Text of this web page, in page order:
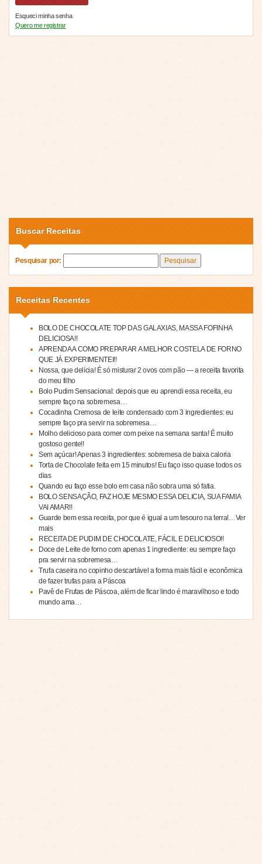
Esqueci minha senha
Quero me registrar
Buscar Receitas
Pesquisar por:
Receitas Recentes
BOLO DE CHOCOLATE TOP DAS GALAXIAS, MASSA FOFINHA
DELICIOSA!!
APRENDA A COMO PREPARAR A MELHOR COSTELA DE FORNO
QUE JÁ EXPERIMENTEI!!
Nossa, que delícia! É só misturar 2 ovos com pão — a receita favorita
do meu filho
Bolo Pudim Sensacional: depois que eu aprendi essa receita, eu
sempre faço na sobremesa…
Cocadinha Cremosa de leite condensado com 3 ingredientes: eu
sempre faço pra servir na sobremesa…
Molho delicioso para comer com peixe na semana santa! É muito
gostoso gente!!
Sem açúcar! Apenas 3 ingredientes: sobremesa de baixa caloria
Torta de Chocolate feita em 15 minutos! Eu faço isso quase todos os
dias
Quando eu faço esse bolo em casa não sobra uma só fatia.
BOLO SENSAÇÃO, FAZ HOJE MESMO ESSA DELICIA, SUA FAMIA
VAI AMAR!!
Guarde bem essa receita, por que é igual a um tesouro na terra!…Ver
mais
RECEITA DE PUDIM DE CHOCOLATE, FÁCIL E DELICIOSO!!
Doce de Leite de forno com apenas 1 ingrediente: eu sempre faço
pra servir na sobremesa…
Trufa caseira no copinho descartável a forma mais fácil e econômica
de fazer trufas para a Páscoa
Pavê de Frutas de Páscoa, além de ficar lindo é maravilhoso e todo
mundo ama…